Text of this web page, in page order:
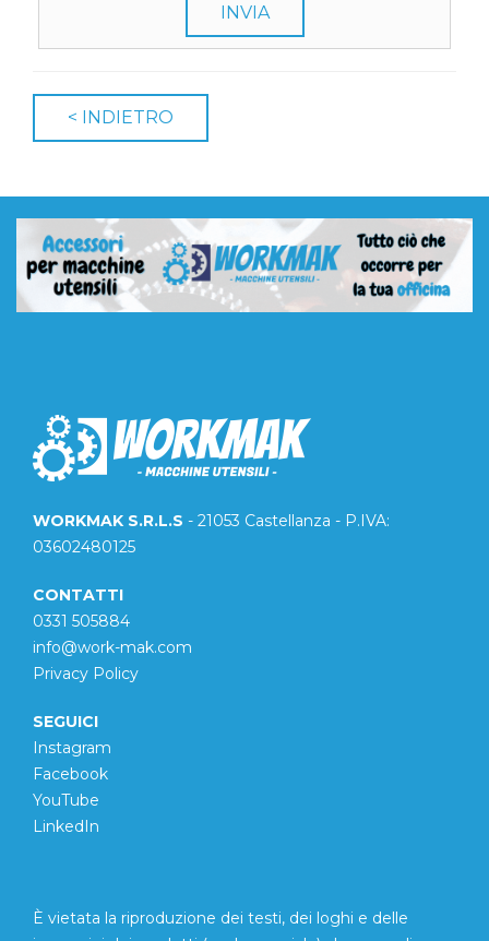
INVIA
WORKMAK S.R.L.S - 21053 Castellanza - P.IVA:
03602480125
CONTATTI
0331 505884
info@work-mak.com
Privacy Policy
SEGUICI
Instagram
Facebook
YouTube
LinkedIn
È vietata la riproduzione dei testi, dei loghi e delle